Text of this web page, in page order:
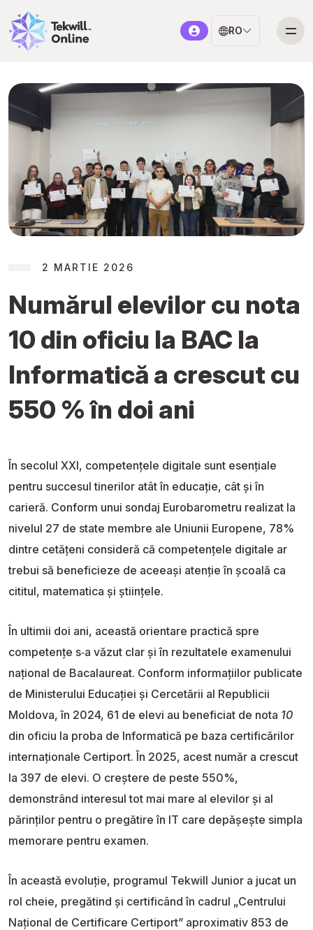
RO
2 MARTIE 2026
Numărul elevilor cu nota
10 din oficiu la BAC la
Informatică a crescut cu
550 % în doi ani
În secolul XXI, competențele digitale sunt esențiale
pentru succesul tinerilor atât în educație, cât și în
carieră. Conform unui sondaj Eurobarometru realizat la
nivelul 27 de state membre ale Uniunii Europene, 78%
dintre cetățeni consideră că competențele digitale ar
trebui să beneficieze de aceeași atenție în școală ca
cititul, matematica și științele.
În ultimii doi ani, această orientare practică spre
competențe s‑a văzut clar și în rezultatele examenului
național de Bacalaureat. Conform informațiilor publicate
de Ministerului Educației și Cercetării al Republicii
Moldova, în 2024, 61 de elevi au beneficiat de nota 10
din oficiu la proba de Informatică pe baza certificărilor
internaționale Certiport. În 2025, acest număr a crescut
la 397 de elevi. O creștere de peste 550%,
demonstrând interesul tot mai mare al elevilor și al
părinților pentru o pregătire în IT care depășește simpla
memorare pentru examen.
În această evoluție, programul Tekwill Junior a jucat un
rol cheie, pregătind și certificând în cadrul „Centrului
Național de Certificare Certiport” aproximativ 853 de